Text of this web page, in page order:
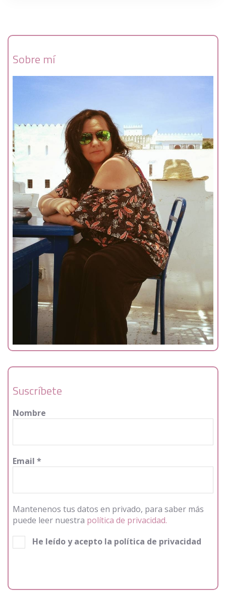
Sobre mí
Suscríbete
Nombre
Email *
Mantenenos tus datos en privado, para saber más
puede leer nuestra política de privacidad.
He leído y acepto la política de privacidad